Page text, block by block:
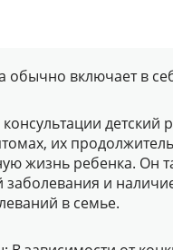
обычно включает в
детский
их
жизнь ребенка. Он
заболевания и
в семье.